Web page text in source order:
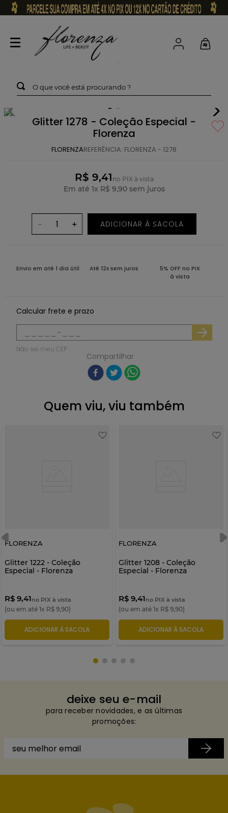
O que você está procurando ?
Glitter 1278 - Coleção Especial -
Florenza
FLORENZAREFERÊNCIA: FLORENZA - 1278
R$ 9,41 no PIX à vista
Em até 1x R$ 9,90sem juros
＋
－ ADICIONAR À SACOLA
Envio em até 1 dia útil Até 12x sem juros
5% OFF no PIX
à vista
Calcular frete e prazo
Não sei meu CEP
Compartilhar
Quem viu, viu também
FLORENZA
Glitter 1222 - Coleção
Especial - Florenza
R$ 9,41no PIX à vista
(ou em até 1x R$ 9,90)
ADICIONAR À SACOLA
FLORENZA
Glitter 1208 - Coleção
Especial - Florenza
R$ 9,41no PIX à vista
(ou em até 1x R$ 9,90)
ADICIONAR À SACOLA
deixe seu e-mail
para receber novidades, e as últimas
promoções: